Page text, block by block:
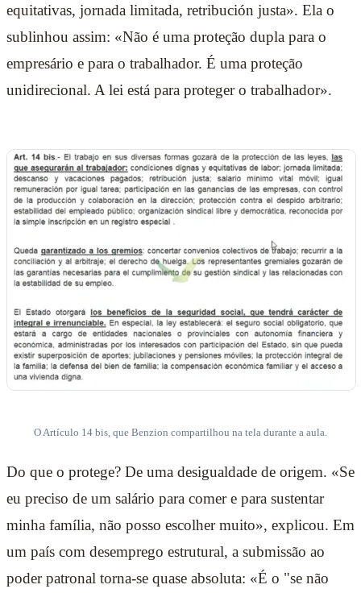
equitativas, jornada limitada, retribución justa». Ela o
sublinhou assim: «Não é uma proteção dupla para o
empresário e para o trabalhador. É uma proteção
unidirecional. A lei está para proteger o trabalhador».
O Artículo 14 bis, que Benzion compartilhou na tela durante a aula.
Do que o protege? De uma desigualdade de origem. «Se
eu preciso de um salário para comer e para sustentar
minha família, não posso escolher muito», explicou. Em
um país com desemprego estrutural, a submissão ao
poder patronal torna-se quase absoluta: «É o "se não